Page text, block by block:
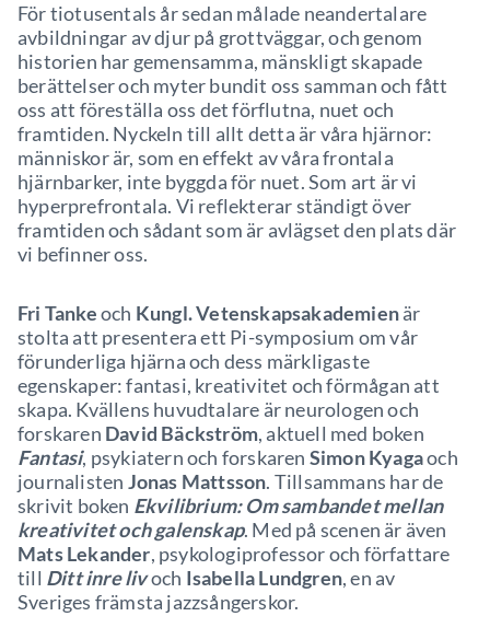
För tiotusentals år sedan målade neandertalare
avbildningar av djur på grottväggar, och genom
historien har gemensamma, mänskligt skapade
berättelser och myter bundit oss samman och fått
oss att föreställa oss det förflutna, nuet och
framtiden. Nyckeln till allt detta är våra hjärnor:
människor är, som en effekt av våra frontala
hjärnbarker, inte byggda för nuet. Som art är vi
hyperprefrontala. Vi reflekterar ständigt över
framtiden och sådant som är avlägset den plats där
vi befinner oss.
Fri Tankeoch Kungl. Vetenskapsakademienär
stolta att presentera ett Pi-symposium om vår
förunderliga hjärna och dess märkligaste
egenskaper: fantasi, kreativitet och förmågan att
skapa. Kvällens huvudtalare är neurologen och
forskaren David Bäckström, aktuell med boken
Fantasi, psykiatern och forskaren Simon Kyagaoch
journalisten Jonas Mattsson. Tillsammans har de
skrivit boken Ekvilibrium: Om sambandet mellan
kreativitet och galenskap. Med på scenen är även
Mats Lekander, psykologiprofessor och författare
till Ditt inre livoch Isabella Lundgren, en av
Sveriges främsta jazzsångerskor.